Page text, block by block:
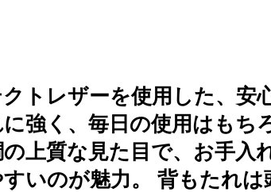
クトレザーを使用した、
強く、毎日の使用はもち
上質な見た目で、お手入
いのが魅力。 背もたれ